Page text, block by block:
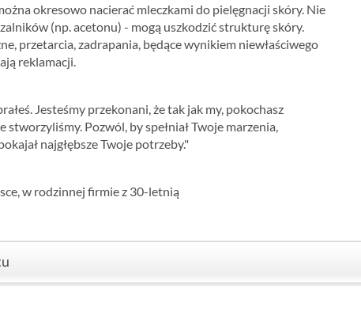
okresowo nacierać mleczkami do pielęgnacji skóry. Nie
(np. acetonu) - mogą uszkodzić strukturę skóry.
przetarcia, zadrapania, będące wynikiem niewłaściwego
reklamacji.
Jesteśmy przekonani, że tak jak my, pokochasz
Pozwól, by spełniał Twoje marzenia,
najgłębsze Twoje potrzeby."
w rodzinnej firmie z 30-letnią